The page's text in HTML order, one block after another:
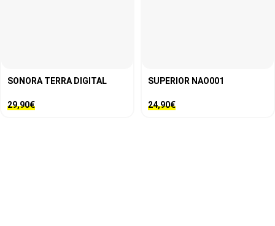
SONORA TERRA DIGITAL
29,90€
SUPERIOR NAO001
24,90€